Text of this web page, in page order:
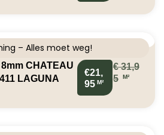
– Alles moet weg!
CHATEAU
LAGUNA
€21,
95 M²
€31,9
5
M²